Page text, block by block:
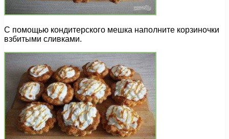
С помощью кондитерского мешка наполните корзиночки
взбитыми сливками.